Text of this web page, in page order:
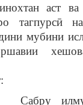
аст ва
тагпурсӣ
мубини
Сабру